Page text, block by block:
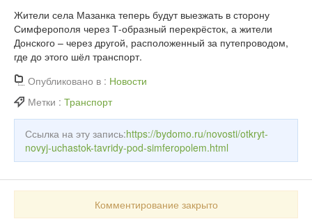
Жители села Мазанка теперь будут выезжать в сторону
Симферополя через Т-образный перекрёсток, а жители
Донского – через другой, расположенный за путепроводом,
где до этого шёл транспорт.
Опубликовано в : Новости
Метки : Транспорт
Ссылка на эту запись:https://bydomo.ru/novosti/otkryt-
novyj-uchastok-tavridy-pod-simferopolem.html
Комментирование закрыто